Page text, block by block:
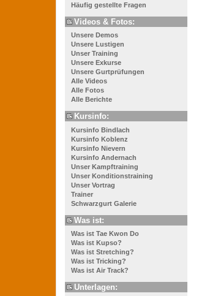
Häufig gestellte Fragen
Videos & Fotos:
Unsere Demos
Unsere Lustigen
Unser Training
Unsere Exkurse
Unsere Gurtprüfungen
Alle Videos
Alle Fotos
Alle Berichte
Kursinfo:
Kursinfo Bindlach
Kursinfo Koblenz
Kursinfo Nievern
Kursinfo Andernach
Unser Kampftraining
Unser Konditionstraining
Unser Vortrag
Trainer
Schwarzgurt Galerie
Was ist:
Was ist Tae Kwon Do
Was ist Kupso?
Was ist Stretching?
Was ist Tricking?
Was ist Air Track?
Unterlagen: